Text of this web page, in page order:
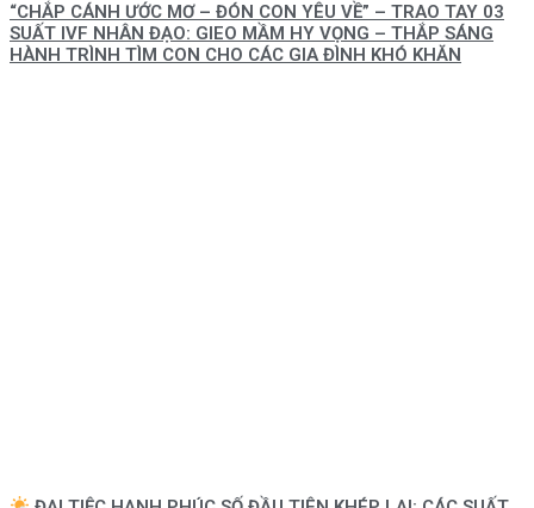
“CHẮP CÁNH ƯỚC MƠ – ĐÓN CON YÊU VỀ” – TRAO TAY 03
SUẤT IVF NHÂN ĐẠO: GIEO MẦM HY VỌNG – THẮP SÁNG
HÀNH TRÌNH TÌM CON CHO CÁC GIA ĐÌNH KHÓ KHĂN